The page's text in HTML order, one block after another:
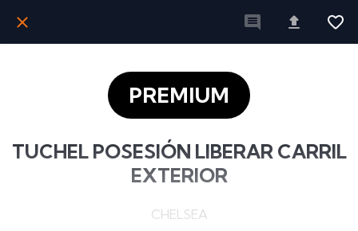
PREMIUM
TUCHEL POSESIÓN LIBERAR CARRIL
EXTERIOR
CHELSEA